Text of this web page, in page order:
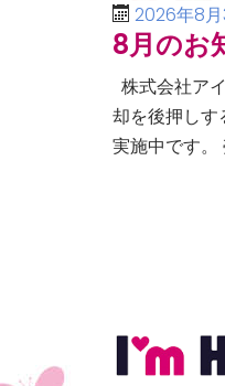
2026年8月
8月のお
株式会社ア
却を後押しす
実施中です。